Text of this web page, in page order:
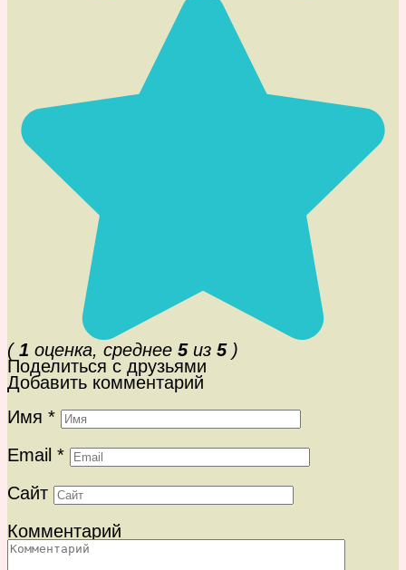
( 1 оценка, среднее 5из 5)
Поделиться с друзьями
Добавить комментарий
Имя *
Email *
Сайт
Комментарий